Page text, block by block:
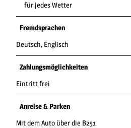
für jedes Wetter
Fremdsprachen
Deutsch, Englisch
Zahlungsmöglichkeiten
Eintritt frei
Anreise & Parken
Mit dem Auto über die B251